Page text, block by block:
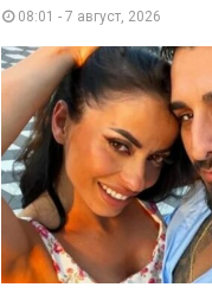
08:01 - 7 август, 2026